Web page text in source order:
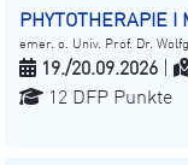
PHYTOTHERAPIE
emer. o. Univ. Prof. Dr.
19./20.09.2026
12 DFP Punkte